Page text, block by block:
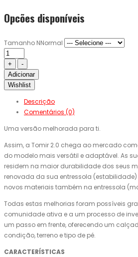
Opcões disponíveis
Tamanho NNormal
Adicionar
Wishlist
Descrição
Comentários (0)
Uma versão melhorada para ti.
Assim, a Tomir 2.0 chega ao mercado
do modelo mais versátil e adaptável. As
residem na maior durabilidade dos seus
renovada da sua entressola
novos materiais também na entressola
Todas estas melhorias foram possíveis
comunidade ativa e a um processo de
um passo em frente, oferecendo um
condição, terreno e tipo de pé.
CARACTERÍSTICAS